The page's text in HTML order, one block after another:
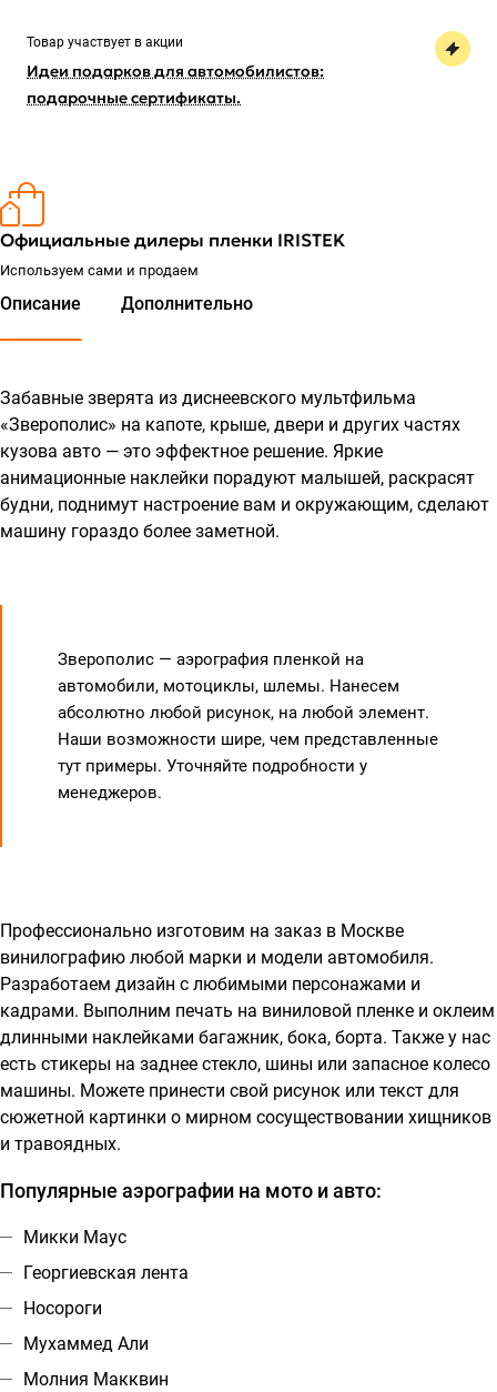
Товар участвует в акции
Идеи подарков для автомобилистов:
подарочные сертификаты.
Официальные дилеры пленки IRISTEK
Используем сами и продаем
Описание Дополнительно
Забавные зверята из диснеевского мультфильма
«Зверополис» на капоте, крыше, двери и других частях
кузова авто — это эффектное решение. Яркие
анимационные наклейки порадуют малышей, раскрасят
будни, поднимут настроение вам и окружающим, сделают
машину гораздо более заметной.
Зверополис — аэрография пленкой на
автомобили, мотоциклы, шлемы. Нанесем
абсолютно любой рисунок, на любой элемент.
Наши возможности шире, чем представленные
тут примеры. Уточняйте подробности у
менеджеров.
Профессионально изготовим на заказ в Москве
винилографию любой марки и модели автомобиля.
Разработаем дизайн с любимыми персонажами и
кадрами. Выполним печать на виниловой пленке и оклеим
длинными наклейками багажник, бока, борта. Также у нас
есть стикеры на заднее стекло, шины или запасное колесо
машины. Можете принести свой рисунок или текст для
сюжетной картинки о мирном сосуществовании хищников
и травоядных.
Популярные аэрографии на мото и авто:
Микки Маус
Георгиевская лента
Носороги
Мухаммед Али
Молния Макквин